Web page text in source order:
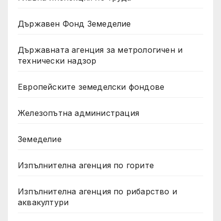
Държавен Фонд Земеделие
Държавната агенция за метрологичен и
технически надзор
Европейските земеделски фондове
Железопътна администрация
Земеделие
Изпълнителна агенция по горите
Изпълнителна агенция по рибарство и
аквакултури